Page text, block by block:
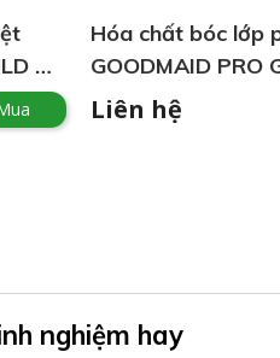
&
Hóa chất bóc lớp
GOODMAID PRO
SUPER BARE
Liên hệ
nghiệm hay